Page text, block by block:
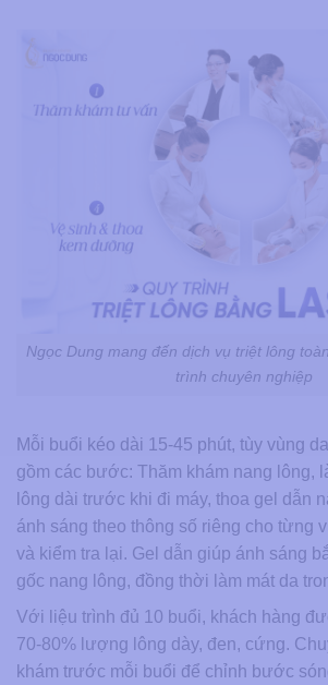
Ngọc Dung mang đến dịch vụ triệt lông
trình chuyên nghiệp
Mỗi buổi kéo dài 15-45 phút, tùy vùng
gồm các bước: Thăm khám nang lông,
lông dài trước khi đi máy, thoa gel dẫn
ánh sáng theo thông số riêng cho từng
và kiểm tra lại. Gel dẫn giúp ánh sáng
gốc nang lông, đồng thời làm mát da
Với liệu trình đủ 10 buổi, khách hàng
70-80% lượng lông dày, đen, cứng.
khám trước mỗi buổi để chỉnh bước